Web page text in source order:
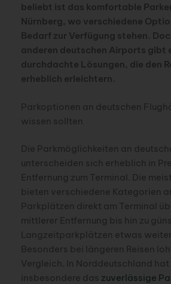
beliebt ist das komfortable
Nürnberg, wo verschiedene
Bedarf zur Verfügung stehen.
anderen deutschen Airports gibt
durchdachte Lösungen, die den
erheblich erleichtern.
Parkoptionen an deutschen
wissen sollten
Die Parkmöglichkeiten an
unterscheiden sich erheblich in
Entfernung zum Terminal. Die
bieten verschiedene Kategorien
Parkplätzen direkt am Terminal
mittlerer Entfernung bis hin zu
Langzeitparkplätzen etwas
Besonders bei längeren Reisen
Vergleich. In Norddeutschland hat
insbesondere das zuverlässige